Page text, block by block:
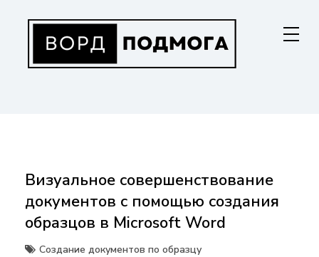
содержанию
Визуальное совершенствование
документов с помощью создания
образцов в Microsoft Word
Создание документов по образцу